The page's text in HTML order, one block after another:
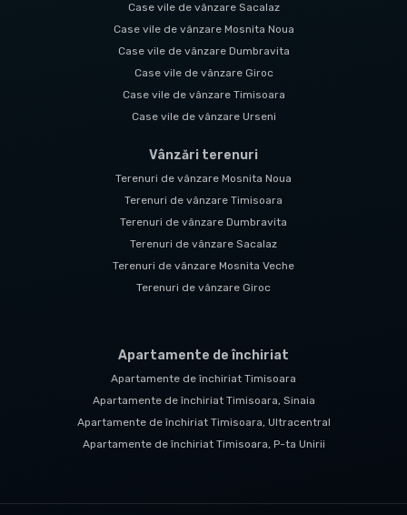
Case vile de vânzare Sacalaz
Case vile de vânzare Mosnita Noua
Case vile de vânzare Dumbravita
Case vile de vânzare Giroc
Case vile de vânzare Timisoara
Case vile de vânzare Urseni
Vânzări terenuri
Terenuri de vânzare Mosnita Noua
Terenuri de vânzare Timisoara
Terenuri de vânzare Dumbravita
Terenuri de vânzare Sacalaz
Terenuri de vânzare Mosnita Veche
Terenuri de vânzare Giroc
Apartamente de închiriat
Apartamente de închiriat Timisoara
Apartamente de închiriat Timisoara, Sinaia
Apartamente de închiriat Timisoara, Ultracentral
Apartamente de închiriat Timisoara, P-ta Unirii